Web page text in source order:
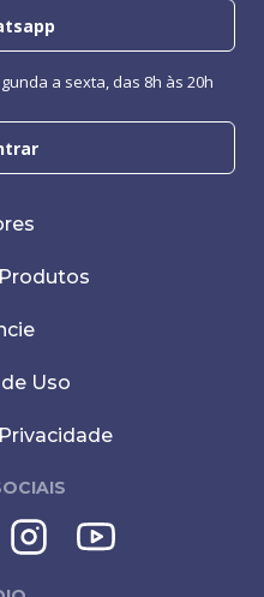
a sexta, das 8h às 20h
Uso